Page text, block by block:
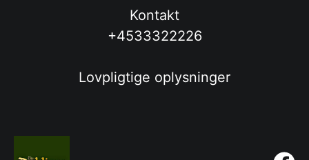
Kontakt
+4533322226
Lovpligtige oplysninger